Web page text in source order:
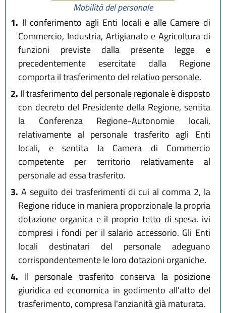
Mobilità del personale
1. Il conferimento agli Enti locali e alle Camere di
Commercio, Industria, Artigianato e Agricoltura di
funzioni previste dalla presente legge e
precedentemente esercitate dalla Regione
comporta il trasferimento del relativo personale.
2. Il trasferimento del personale regionale è disposto
con decreto del Presidente della Regione, sentita
la Conferenza Regione-Autonomie locali,
relativamente al personale trasferito agli Enti
locali, e sentita la Camera di Commercio
competente per territorio relativamente al
personale ad essa trasferito.
3. A seguito dei trasferimenti di cui al comma 2, la
Regione riduce in maniera proporzionale la propria
dotazione organica e il proprio tetto di spesa, ivi
compresi i fondi per il salario accessorio. Gli Enti
locali destinatari del personale adeguano
corrispondentemente le loro dotazioni organiche.
4. Il personale trasferito conserva la posizione
giuridica ed economica in godimento all'atto del
trasferimento, compresa l'anzianità già maturata.